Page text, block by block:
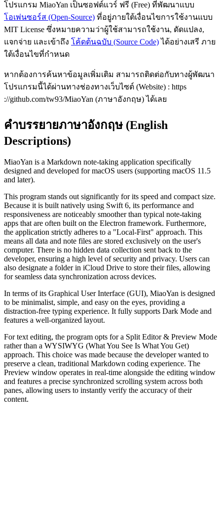
โปรแกรม MiaoYan เป็นซอฟต์แวร์ ฟรี (Free) ที่พัฒนาแบบ
โอเพ่นซอร์ส (Open-Source) ที่อยู่ภายใต้เงื่อนไขการใช้งานแบบ
MIT License ซึ่งหมายความว่าผู้ใช้สามารถใช้งาน, ดัดแปลง,
แจกจ่าย และเข้าถึง โค้ดต้นฉบับ (Source Code)ได้อย่างเสรี ภาย
ใต้เงื่อนไขที่กำหนด
หากต้องการค้นหาข้อมูลเพิ่มเติม สามารถติดต่อกับทางผู้พัฒนา
โปรแกรมนี้ได้ผ่านทางช่องทางเว็บไซต์ (Website) : https
://github.com/tw93/MiaoYan (ภาษาอังกฤษ) ได้เลย
คำบรรยายภาษาอังกฤษ (English
Descriptions)
MiaoYan is a Markdown note-taking application specifically
designed and developed for macOS users (supporting macOS 11.5
and later).
This program stands out significantly for its speed and compact size.
Because it is built natively using Swift 6, its performance and
responsiveness are noticeably smoother than typical note-taking
apps that are often built on the Electron framework. Furthermore,
the application strictly adheres to a "Local-First" approach. This
means all data and note files are stored exclusively on the user's
computer. There is no hidden data collection sent back to the
developer, ensuring a high level of security and privacy. Users can
also designate a folder in iCloud Drive to store their files, allowing
for seamless data synchronization across devices.
In terms of its Graphical User Interface (GUI), MiaoYan is designed
to be minimalist, simple, and easy on the eyes, providing a
distraction-free typing experience. It fully supports Dark Mode and
features a well-organized layout.
For text editing, the program opts for a Split Editor & Preview Mode
rather than a WYSIWYG (What You See Is What You Get)
approach. This choice was made because the developer wanted to
preserve a clean, traditional Markdown coding experience. The
Preview window operates in real-time alongside the editing window
and features a precise synchronized scrolling system across both
panes, allowing users to instantly verify the accuracy of their
content.